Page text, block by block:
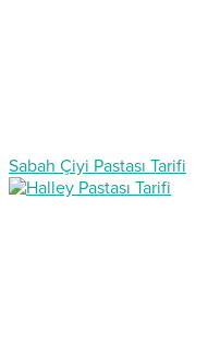
Sabah Çiyi Pastası Tarifi